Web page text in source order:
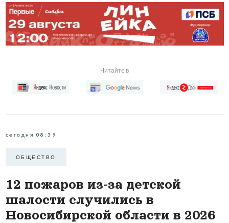
Читайте в
сегодня 08:39
ОБЩЕСТВО
12 пожаров из-за детской
шалости случились в
Новосибирской области в 2026